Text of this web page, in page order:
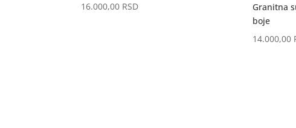
16.000,00 RSD
Granitna
boje
14.000,00